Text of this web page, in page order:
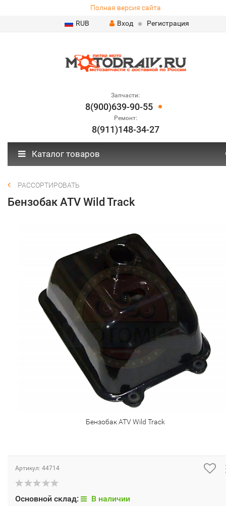
Полная версия сайта
RUB
Вход Регистрация
Запчасти:
8(900)639-90-55
Ремонт:
8(911)148-34-27
Каталог товаров
РАССОРТИРОВАТЬ
Бензобак ATV Wild Track
Бензобак ATV Wild Track
Артикул: 44714
Основной склад: В наличии